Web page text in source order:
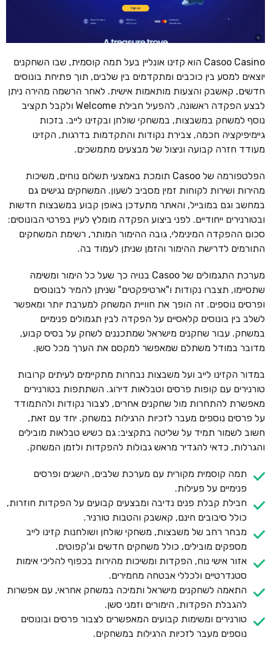
Casoo Casino הוא קזינו אונליין בעל תמה קוסמית, שבו השחקנים
יוצאים למסע בין כוכבים ומתקדמים בין שלבים, תוך פתיחת בונוסים
חדשים, קאשבק והצעות מותאמות אישית. לאחר הרשמה מהירה ניתן
לבצע הפקדה ראשונה, להפעיל חבילת Welcome ולקבל תקציב
נוסף למשחק במשבצות, במשחקי שולחן ובקזינו לייב. בזכות
גיימיפיקציה חכמה, צבירת נקודות והתקדמות בדרגות, הקזינו
מעודד חזרה קבועה וניצול של מבצעים מתמשכים.
הפלטפורמה של Casoo תומכת באמצעי תשלום נוחים, משיכות
מהירות ושירות לקוחות זמין מסביב לשעון. המשחקים נגישים גם
במחשב וגם במובייל, והאתר מתעדכן באופן קבוע במשבצות חדשות
ובטורנירים ייחודיים. לפני ביצוע הפקדה מומלץ לעיין בפרטי הבונוסים:
סכום ההפקדה המינימלי, גובה ההימור המותר, רשימת המשחקים
התורמים לדרישת ההימור והזמן שניתן לעמוד בה.
מערכת התגמולים של Casoo בנויה כך שעל כל הימור ומשימה
שתסיימו, תצברו נקודות ו"ארטיפקטים" שניתן להמיר לבונוסים
ופרסים נוספים. זה הופך את חוויית המשחק למערבת יותר ומאפשר
לשלב בין בונוסים קלאסיים על הפקדה לבין תגמולים פנימיים
במשחק. עבור שחקנים מישראל שמתכננים לשחק על בסיס קבוע,
מדובר במודל משתלם שמאפשר למקסם את הערך מכל סשן.
במדור הקזינו לייב ועל משבצות נבחרות מתקיימים לעיתים קרובות
טורנירים עם קופות פרסים וטבלאות דירוג. השתתפות בטורנירים
מאפשרת להתחרות מול שחקנים אחרים, לצבור נקודות ולהתמודד
על פרסים נוספים מעבר לזכיות הרגילות במשחק. יחד עם זאת,
חשוב לשמור תמיד על שליטה בתקציב: גם כשיש טבלאות מובילים
והגרלות, כדאי להגדיר מראש גבולות להפקדות ולזמן המשחק.
תמה קוסמית מקורית עם מערכת שלבים, הישגים ופרסים
פנימיים על פעילות.
חבילת קבלת פנים נדיבה ומבצעים קבועים על הפקדות חוזרות,
כולל סיבובים חינם, קאשבק והטבות טורניר.
מבחר רחב של משבצות, משחקי שולחן ושולחנות קזינו לייב
מספקים מובילים, כולל משחקים חדשים וג'קפוטים.
אזור אישי נוח, הפקדות ומשיכות מהירות בכפוף להליכי אימות
סטנדרטיים ולכללי אבטחה מחמירים.
התאמה לשחקנים מישראל ותמיכה במשחק אחראי, עם אפשרות
להגבלת הפקדות, הימורים וזמני סשן.
טורנירים ומשימות קבועים המאפשרים לצבור פרסים ובונוסים
נוספים מעבר לזכיות הרגילות במשחקים.